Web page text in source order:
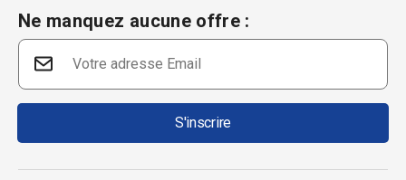
Ne manquez aucune offre :
S'inscrire